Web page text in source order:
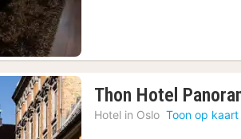
Thon Hotel
Hotel in Oslo Toon op kaart